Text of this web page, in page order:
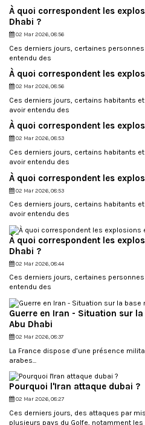
À quoi correspondent les
Dhabi ?
02 Mar 2026, 08:56
Ces derniers jours, certaines
entendu des
À quoi correspondent les
02 Mar 2026, 08:56
Ces derniers jours, certains habitants
avoir entendu des
À quoi correspondent les
02 Mar 2026, 08:53
Ces derniers jours, certains habitants
avoir entendu des
À quoi correspondent les
02 Mar 2026, 08:53
Ces derniers jours, certains habitants
avoir entendu des
À quoi correspondent les
Dhabi ?
02 Mar 2026, 08:44
Ces derniers jours, certaines
entendu des
Guerre en Iran - Situation sur
Abu Dhabi
02 Mar 2026, 08:37
La France dispose d’une présence
arabes...
Pourquoi l'Iran attaque dubai ?
02 Mar 2026, 08:27
Ces derniers jours, des attaques par
plusieurs pays du Golfe, notamment les